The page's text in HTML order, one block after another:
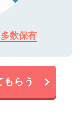
数保有
らう